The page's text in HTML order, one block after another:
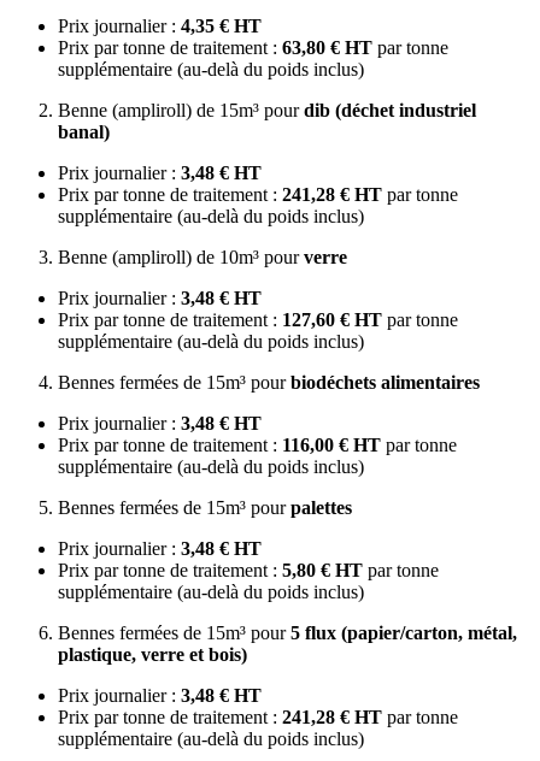
Prix journalier : 4,35 € HT
Prix par tonne de traitement : 63,80 € HT par tonne
supplémentaire (au-delà du poids inclus)
Benne (ampliroll) de 15m³ pourdib (déchet industriel
banal)
Prix journalier : 3,48 € HT
Prix par tonne de traitement : 241,28 € HT par tonne
supplémentaire (au-delà du poids inclus)
Benne (ampliroll) de 10m³ pourverre
Prix journalier : 3,48 € HT
Prix par tonne de traitement : 127,60 € HT par tonne
supplémentaire (au-delà du poids inclus)
Bennes fermées de 15m³ pourbiodéchets alimentaires
Prix journalier : 3,48 € HT
Prix par tonne de traitement : 116,00 € HT par tonne
supplémentaire (au-delà du poids inclus)
Bennes fermées de 15m³ pourpalettes
Prix journalier : 3,48 € HT
Prix par tonne de traitement : 5,80 € HT par tonne
supplémentaire (au-delà du poids inclus)
Bennes fermées de 15m³ pour5 flux (papier/carton, métal,
plastique, verre et bois)
Prix journalier : 3,48 € HT
Prix par tonne de traitement : 241,28 € HT par tonne
supplémentaire (au-delà du poids inclus)